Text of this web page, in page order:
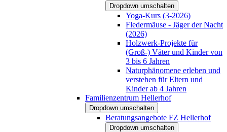
Dropdown umschalten
Yoga-Kurs (3-2026)
Fledermäuse - Jäger der Nacht
(2026)
Holzwerk-Projekte für
(Groß-) Väter und Kinder von
3 bis 6 Jahren
Naturphänomene erleben und
verstehen für Eltern und
Kinder ab 4 Jahren
Familienzentrum Hellerhof
Dropdown umschalten
Beratungsangebote FZ Hellerhof
Dropdown umschalten